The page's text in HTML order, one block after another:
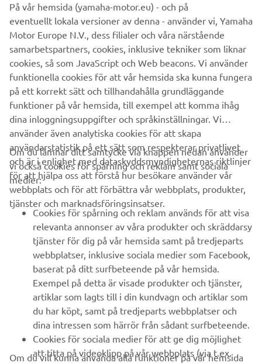
aldrig användas för kommersiella eller icke-kommersiella
ändamål utan uttryckligt skriftligt medgivande från
Yamaha Motor Europe N.V. och/eller Yamaha Motor Co.,
Ltd.
Kör alltid på ett säkert sätt och följ gällande trafikregler
och lagar.
FÖRETAG
B2B
UTFORSKA YAMAHA
FAQ & SUPPORT
NYHETSBREV
Bli först att ta del av de senaste erbjudandena, evenemangen,
nyheterna och mycket mer
På vår hemsida (yamaha-motor.eu) - och på
eventuellt lokala versioner av denna - använder vi, Yamaha
Motor Europe N.V., dess filialer och våra närstående
samarbetspartners, cookies, inklusive tekniker som liknar
cookies, så som JavaScript och Web beacons. Vi använder
funktionella cookies för att vår hemsida ska kunna fungera
på ett korrekt sätt och tillhandahålla grundläggande
funktioner på vår hemsida, till exempel att komma ihåg
dina inloggningsuppgifter och språkinställningar. Vi
använder även analytiska cookies för att skapa
användarstatistik på ett sätt som respekterar privatlivet
och är i enlighet med dataskyddsmyndigheternas riktlinjer
för att hjälpa oss att förstå hur besökare använder vår
webbplats och för att förbättra vår webbplats, produkter,
tjänster och marknadsföringsinsatser.
Om du lämnar ditt samtycke via knappen nedan använder
vi också cookies för spårning och reklam samt sociala
medier:
Cookies för spårning och reklam används för att visa
relevanta annonser av våra produkter och skräddarsy
tjänster för dig på vår hemsida samt på tredjeparts
webbplatser, inklusive sociala medier som Facebook,
baserat på ditt surfbeteende på vår hemsida.
Exempel på detta är visade produkter och tjänster,
artiklar som lagts till i din kundvagn och artiklar som
du har köpt, samt på tredjeparts webbplatser och
dina intressen som härrör från sådant surfbeteende.
Cookies för sociala medier för att ge dig möjlighet
att titta på videoklipp på vår webbplats (via t.ex.
Om du vill kunna använda alla funktioner på vår hemsida